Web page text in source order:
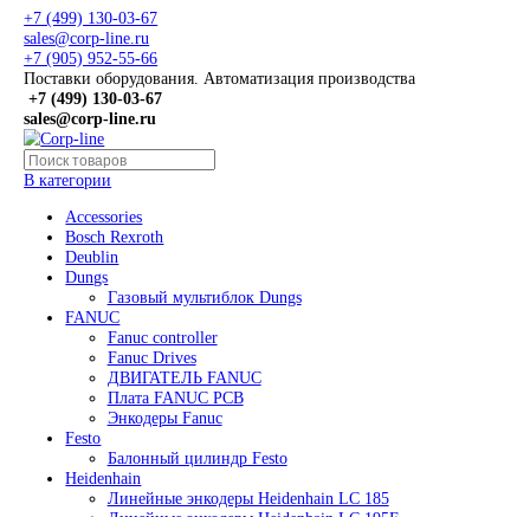
+7 (499) 130-03-67
sales@corp-line.ru
+7 (905) 952-55-66
Поставки оборудования. Автоматизация производства
+7 (499)130-03-67
sales@corp-line.ru
Accessories
Bosch Rexroth
Deublin
Dungs
Газовый мультиблок Dungs
FANUC
Fanuc controller
Fanuc Drives
ДВИГАТЕЛЬ FANUC
Плата FANUC PCB
Энкодеры Fanuc
Festo